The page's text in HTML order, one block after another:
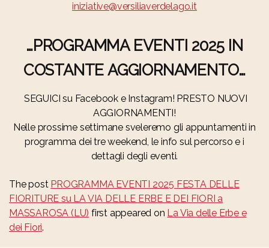
iniziative@versiliaverdelago.it
…PROGRAMMA EVENTI 2025 IN
COSTANTE AGGIORNAMENTO…
SEGUICI su Facebook e Instagram! PRESTO NUOVI
AGGIORNAMENTI!
Nelle prossime settimane sveleremo gli appuntamenti in
programma dei tre weekend, le info sul percorso e i
dettagli degli eventi.
The post PROGRAMMA EVENTI 2025 FESTA DELLE
FIORITURE su LA VIA DELLE ERBE E DEI FIORI a
MASSAROSA (LU) first appeared on La Via delle Erbe e
dei Fiori.